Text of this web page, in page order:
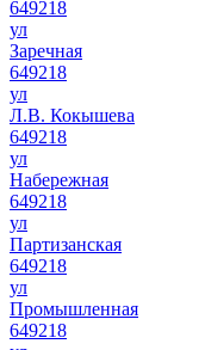
649218
ул
Заречная
649218
ул
Л.В. Кокышева
649218
ул
Набережная
649218
ул
Партизанская
649218
ул
Промышленная
649218